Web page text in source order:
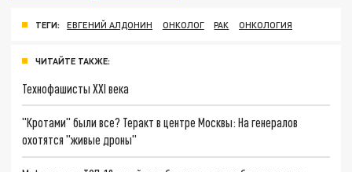
ТЕГИ: ЕВГЕНИЙ АЛДОНИН ОНКОЛОГ РАК ОНКОЛОГИЯ
ЧИТАЙТЕ ТАКЖЕ:
Технофашисты XXI века
"Кротами" были все? Теракт в центре Москвы: На генералов
охотятся "живые дроны"